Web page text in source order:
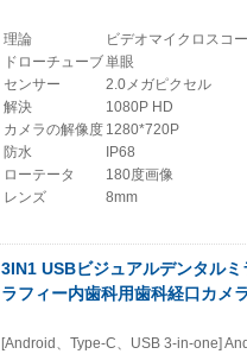
理論
ビデオマイクロスコ
ドローチューブ単眼
センサー
2.0メガピクセル
解決
1080P HD
カメラの解像度 1280*720P
防水
IP68
ローテータ
180度画像
レンズ
8mm
3IN1 USBビジュアルデンタル
ラフィー内歯科用歯科経口カメ
[Android、Type-C、USB 3-in-one]